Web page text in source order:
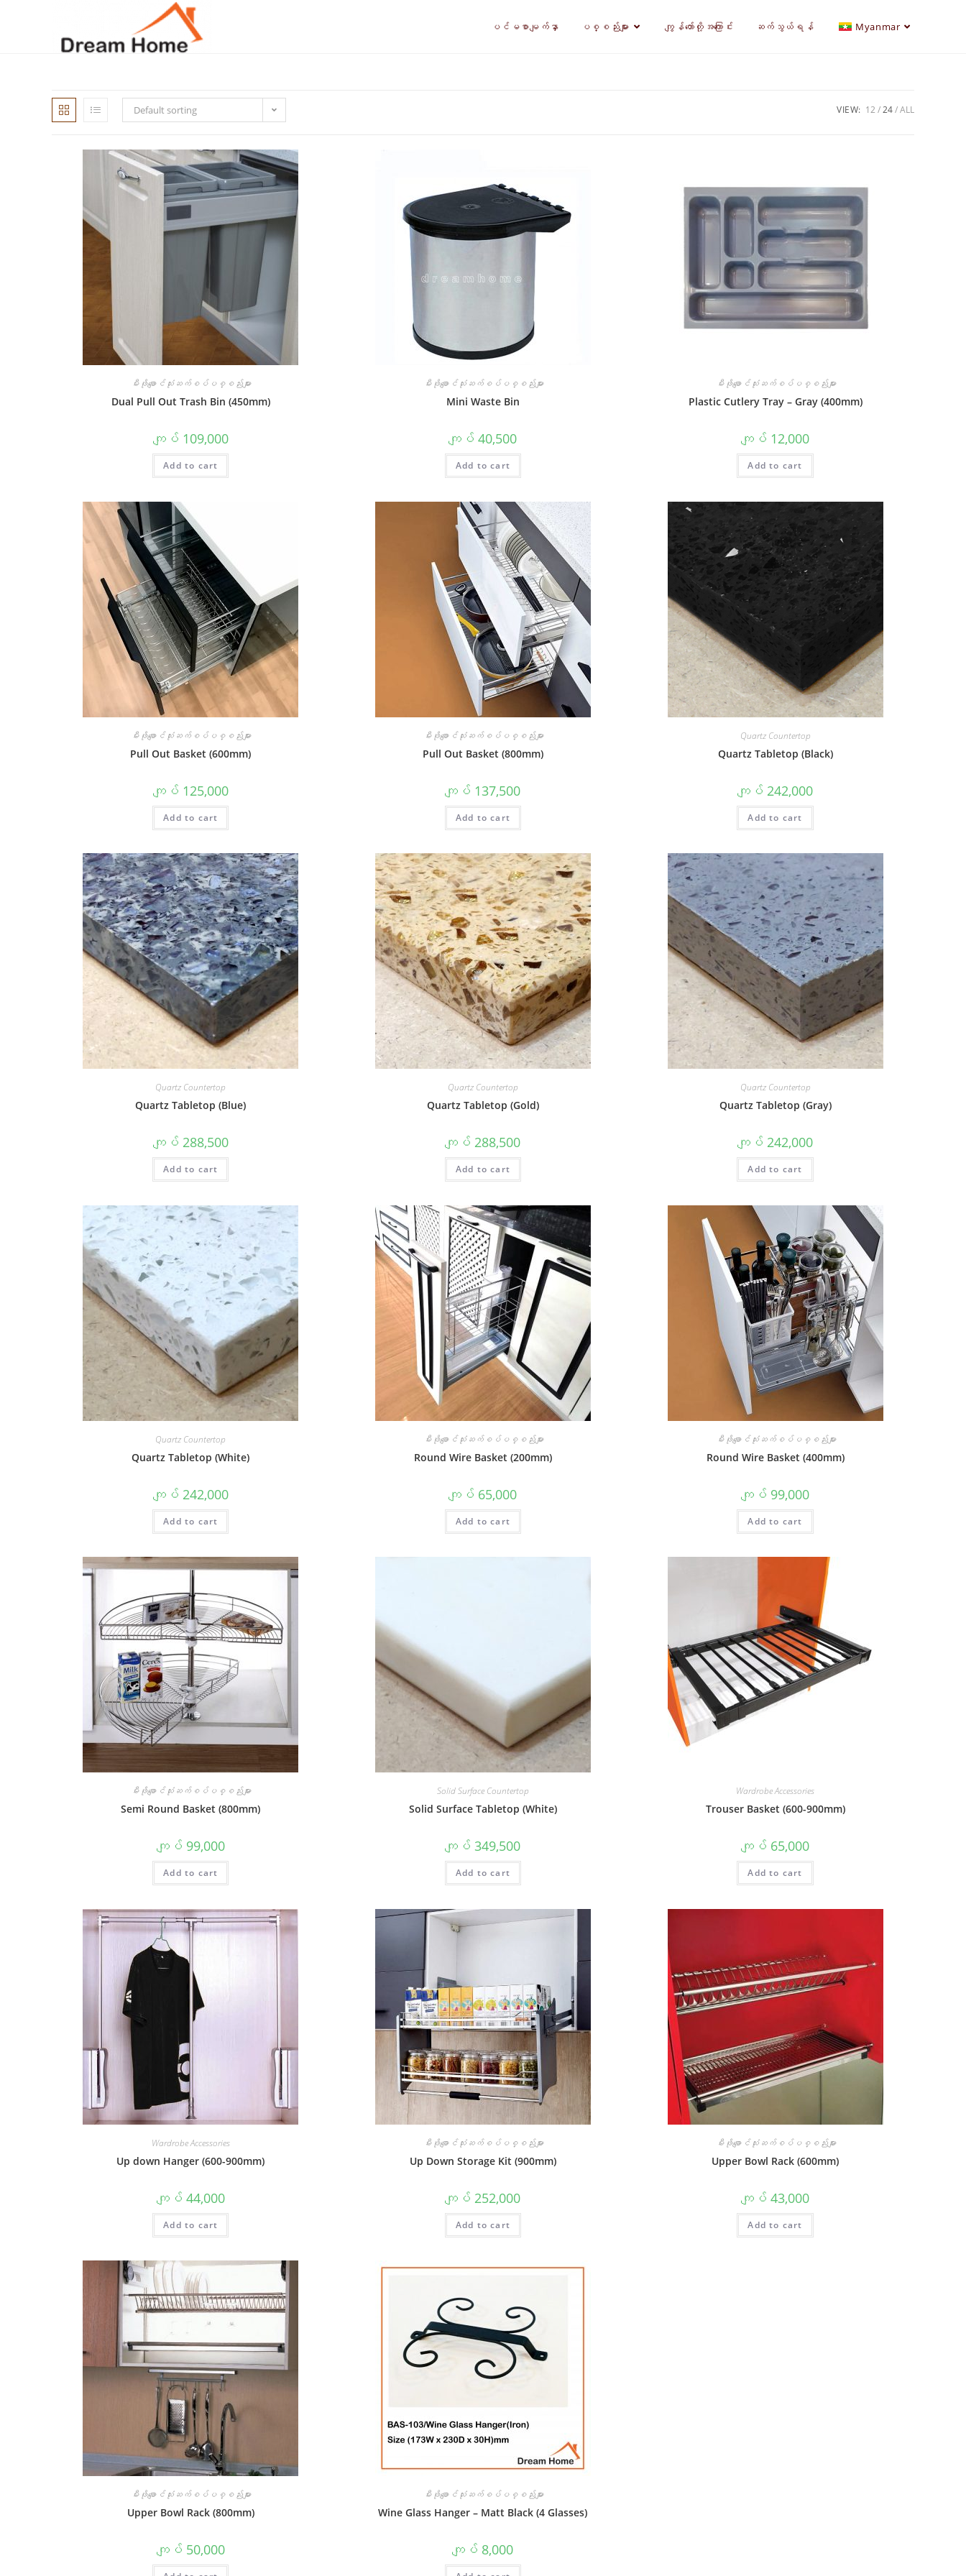
ပင်မစာမျက်နှာ ပစ္စည်းများ ကျွန်တော်တို့အကြောင်း ဆက်သွယ်ရန် Myanmar
Default sorting VIEW: 12 24 ALL
မီးဖိုချောင်သုံးဆက်စပ်ပစ္စည်းများ
Dual Pull Out Trash Bin (450mm)
ကျပ် 109,000
Add to cart
မီးဖိုချောင်သုံးဆက်စပ်ပစ္စည်းများ
Mini Waste Bin
ကျပ် 40,500
Add to cart
မီးဖိုချောင်သုံးဆက်စပ်ပစ္စည်းများ
Plastic Cutlery Tray – Gray (400mm)
ကျပ် 12,000
Add to cart
မီးဖိုချောင်သုံးဆက်စပ်ပစ္စည်းများ
Pull Out Basket (600mm)
ကျပ် 125,000
Add to cart
မီးဖိုချောင်သုံးဆက်စပ်ပစ္စည်းများ
Pull Out Basket (800mm)
ကျပ် 137,500
Add to cart
Quartz Countertop
Quartz Tabletop (Black)
ကျပ် 242,000
Add to cart
Quartz Countertop
Quartz Tabletop (Blue)
ကျပ် 288,500
Add to cart
Quartz Countertop
Quartz Tabletop (Gold)
ကျပ် 288,500
Add to cart
Quartz Countertop
Quartz Tabletop (Gray)
ကျပ် 242,000
Add to cart
Quartz Countertop
Quartz Tabletop (White)
ကျပ် 242,000
Add to cart
မီးဖိုချောင်သုံးဆက်စပ်ပစ္စည်းများ
Round Wire Basket (200mm)
ကျပ် 65,000
Add to cart
မီးဖိုချောင်သုံးဆက်စပ်ပစ္စည်းများ
Round Wire Basket (400mm)
ကျပ် 99,000
Add to cart
မီးဖိုချောင်သုံးဆက်စပ်ပစ္စည်းများ
Semi Round Basket (800mm)
ကျပ် 99,000
Add to cart
Solid Surface Countertop
Solid Surface Tabletop (White)
ကျပ် 349,500
Add to cart
Wardrobe Accessories
Trouser Basket (600-900mm)
ကျပ် 65,000
Add to cart
Wardrobe Accessories
Up down Hanger (600-900mm)
ကျပ် 44,000
Add to cart
မီးဖိုချောင်သုံးဆက်စပ်ပစ္စည်းများ
Up Down Storage Kit (900mm)
ကျပ် 252,000
Add to cart
မီးဖိုချောင်သုံးဆက်စပ်ပစ္စည်းများ
Upper Bowl Rack (600mm)
ကျပ် 43,000
Add to cart
မီးဖိုချောင်သုံးဆက်စပ်ပစ္စည်းများ
Upper Bowl Rack (800mm)
ကျပ် 50,000
မီးဖိုချောင်သုံးဆက်စပ်ပစ္စည်းများ
Wine Glass Hanger – Matt Black (4 Glasses)
ကျပ် 8,000